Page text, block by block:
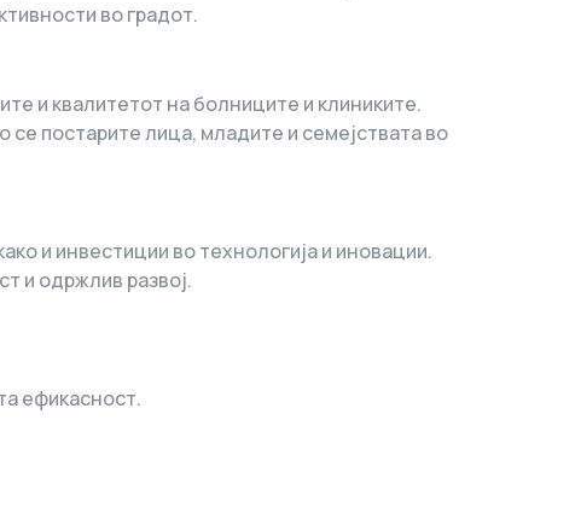
во градот.
и квалитетот на болниците и клиниките.
се постарите лица, младите и семејствата во
и инвестиции во технологија и иновации.
и одржлив развој.
ефикасност.